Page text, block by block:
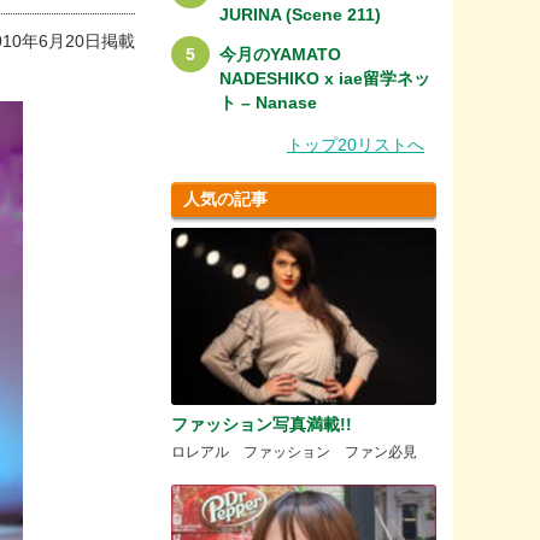
年6月20日掲載
JURINA (Scene 211)
今月のYAMATO
NADESHIKO x iae留学ネッ
ト – Nanase
トップ20リストへ
人気の記事
ファッション写真満載!!
ロレアル ファッション ファン必見